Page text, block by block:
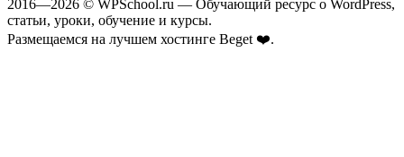
2016—2026 © WPSchool.ru — Обучающий ресурс о WordPress,
статьи, уроки, обучение и курсы.
Размещаемся на лучшем хостинге Beget ❤️.